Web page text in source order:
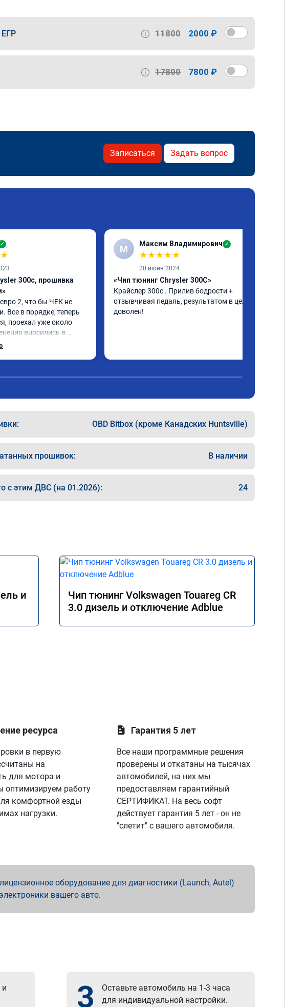
11800 2000 ₽
17800 7800 ₽
Записаться Задать вопрос
✓
★
300c, прошивка
2, что бы ЧЕК не
Все в порядке, теперь
проехал уже около
вносились в
потом программу
М Максим Владимирович ✓
★★★★★
20 июня 2024
«Чип тюнинг Chrysler 300C»
Крайслер 300с . Прилив бодрости +
отзывчивая педаль, результатом в целом
доволен!
OBD Bitbox (кроме Канадских Huntsville)
прошивок: В наличии
с этим ДВС (на 01.2026): 24
и
Чип тюнинг Volkswagen Touareg CR
3.0 дизель и отключение Adblue
ресурса
в первую
на
для мотора и
оптимизируем работу
комфортной езды
нагрузки.
Гарантия 5 лет
Все наши программные решения
проверены и откатаны на тысячах
автомобилей, на них мы
предоставляем гарантийный
СЕРТИФИКАТ. На весь софт
действует гарантия 5 лет - он не
"слетит" с вашего автомобиля.
оборудование для диагностики (Launch, Autel)
вашего авто.
и
3
Оставьте автомобиль на 1-3 часа
для индивидуальной настройки.